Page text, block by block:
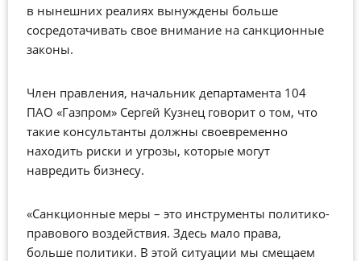
в нынешних реалиях вынуждены больше
сосредотачивать свое внимание на санкционные
законы.
Член правления, начальник департамента 104
ПАО «Газпром» Сергей Кузнец говорит о том, что
такие консультанты должны своевременно
находить риски и угрозы, которые могут
навредить бизнесу.
«Санкционные меры – это инструменты политико-
правового воздействия. Здесь мало права,
больше политики. В этой ситуации мы смещаем